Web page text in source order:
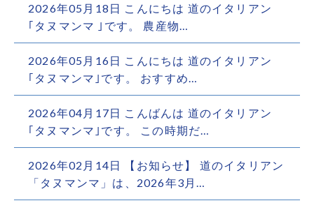
2026年05月18日 こんにちは️ 道のイタリアン
｢タヌマンマ ｣です。 農産物…
2026年05月16日 こんにちは️ 道のイタリアン
｢タヌマンマ｣です。 おすすめ…
2026年04月17日 こんばんは 道のイタリアン
｢タヌマンマ｣です。 この時期だ…
2026年02月14日 【お知らせ】 道のイタリアン
「タヌマンマ」は、2026年3月…